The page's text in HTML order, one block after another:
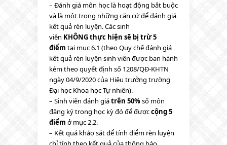
– Đánh giá môn học là hoạt động bắt buộc
và là một trong những căn cứ để đánh giá
kết quả rèn luyện. Các sinh
viên KHÔNGthực hiện sẽ bị trừ 5
điểm tại mục 6.1 (theo Quy chế đánh giá
kết quả rèn luyện sinh viên được ban hành
kèm theo quyết định số 1208/QĐ-KHTN
ngày 04/9/2020 của Hiệu trưởng trường
Đại học Khoa học Tự nhiên).
– Sinh viên đánh giátrên 50%số môn
đăng ký trong học kỳ đó để đượccộng 5
điểm ở mục 2.2.
– Kết quả khảo sát để tính điểm rèn luyện